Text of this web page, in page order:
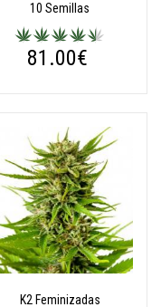
10 Semillas
81.00€
K2 Feminizadas